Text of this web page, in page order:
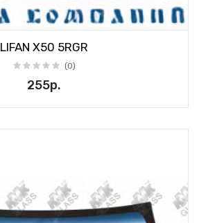
LIFAN X50 5RGR
(0)
255р.